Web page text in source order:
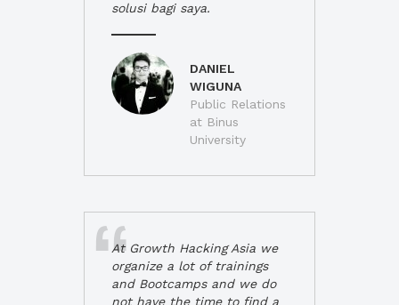
solusi bagi saya.
DANIEL
WIGUNA
Public Relations
at Binus
University
At Growth Hacking Asia we
organize a lot of trainings
and Bootcamps and we do
not have the time to find a